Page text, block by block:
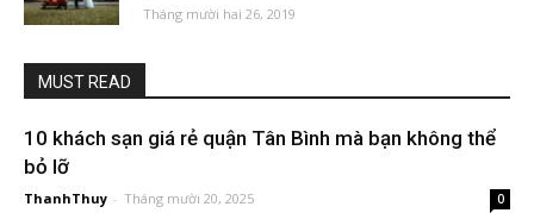
Tháng mười hai 26, 2019
MUST READ
10 khách sạn giá rẻ quận Tân Bình mà bạn không thể
bỏ lỡ
ThanhThuy - Tháng mười 20, 2025 0